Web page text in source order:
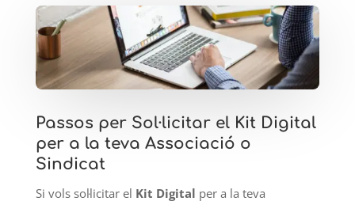
Passos per Sol·licitar el Kit Digital
per a la teva Associació o
Sindicat
Si vols sol·licitar el Kit Digital per a la teva